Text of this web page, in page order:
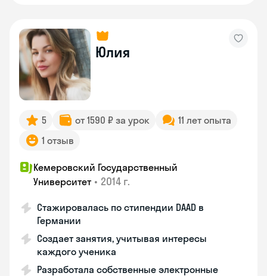
Юлия
5 от 1590 ₽ за урок
11 лет опыта
1 отзыв
Кемеровский Государственный
Университет • 2014 г.
Стажировалась по стипендии DAAD в
Германии
Создает занятия, учитывая интересы
каждого ученика
Разработала собственные электронные